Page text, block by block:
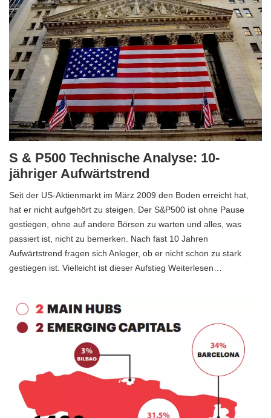
S & P500 Technische Analyse: 10-
jähriger Aufwärtstrend
Seit der US-Aktienmarkt im März 2009 den Boden erreicht hat,
hat er nicht aufgehört zu steigen. Der S&P500 ist ohne Pause
gestiegen, ohne auf andere Börsen zu warten und alles, was
passiert ist, nicht zu bemerken. Nach fast 10 Jahren
Aufwärtstrend fragen sich Anleger, ob er nicht schon zu stark
gestiegen ist. Vielleicht ist dieser Aufstieg Weiterlesen…